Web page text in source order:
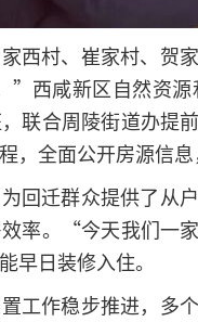
西村、崔家村、贺
”西咸新区自然资
联合周陵街道办提
，全面公开房源信息
回迁群众提供了从
率。“今天我们一
早日装修入住。
工作稳步推进，